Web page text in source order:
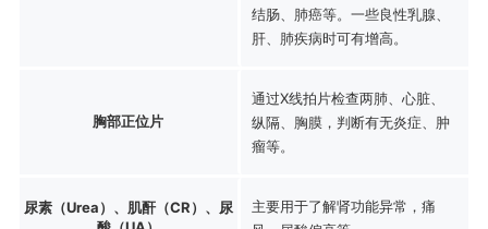
结肠、肺癌等。一些良性乳腺、
肝、肺疾病时可有增高。
胸部正位片
通过X线拍片检查两肺、心脏、
纵隔、胸膜，判断有无炎症、肿
瘤等。
尿素（Urea）、肌酐（CR）、尿
主要用于了解肾功能异常，痛